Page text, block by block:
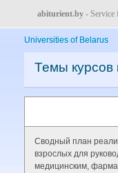
abiturient.by - Service
Universities of Belarus
Темы
Сводный план
взрослых для
медицинским,